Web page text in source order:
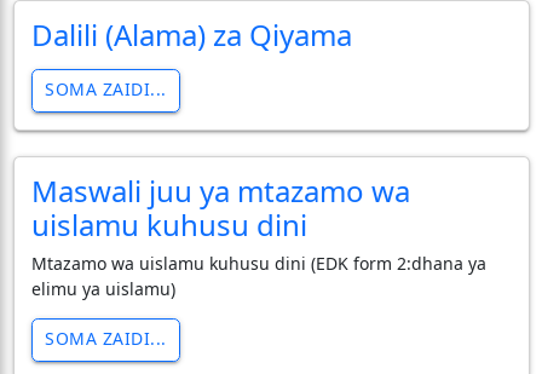
Dalili (Alama) za Qiyama
SOMA ZAIDI...
Maswali juu ya mtazamo wa
uislamu kuhusu dini
Mtazamo wa uislamu kuhusu dini (EDK form 2:dhana ya
elimu ya uislamu)
SOMA ZAIDI...